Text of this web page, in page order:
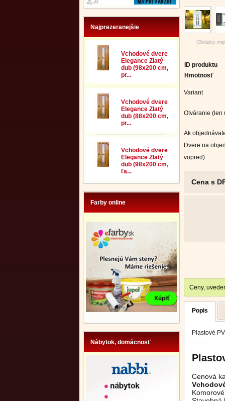
Najprezeranejšie
Vchodové dvere
Elegance Zlatý
dub (98x200 cm,
pr...
Vchodové dvere
Elegance Zlatý
dub (88x200 cm,
pr...
Vchodové dvere
Elegance Zlatý
dub (98x200 cm,
ľa...
Farby online
Nábytok, domácnosť
(Obrázky
ID produktu
Hmotnosť
Variant
Otváranie (len
Ak
Dvere na
vopred)
Cena s
Ceny,
Popis
Plastové
Cenová